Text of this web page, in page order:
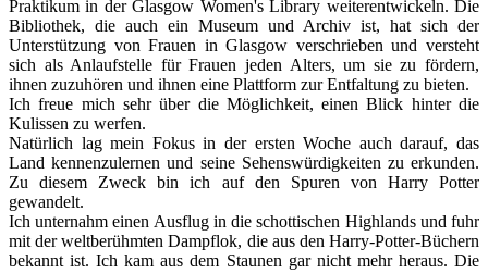
Praktikum in der Glasgow Women's Library weiterentwickeln. Die
Bibliothek, die auch ein Museum und Archiv ist, hat sich der
Unterstützung von Frauen in Glasgow verschrieben und versteht
sich als Anlaufstelle für Frauen jeden Alters, um sie zu fördern,
ihnen zuzuhören und ihnen eine Plattform zur Entfaltung zu bieten.
Ich freue mich sehr über die Möglichkeit, einen Blick hinter die
Kulissen zu werfen.
Natürlich lag mein Fokus in der ersten Woche auch darauf, das
Land kennenzulernen und seine Sehenswürdigkeiten zu erkunden.
Zu diesem Zweck bin ich auf den Spuren von Harry Potter
gewandelt.
Ich unternahm einen Ausflug in die schottischen Highlands und fuhr
mit der weltberühmten Dampflok, die aus den Harry-Potter-Büchern
bekannt ist. Ich kam aus dem Staunen gar nicht mehr heraus. Die